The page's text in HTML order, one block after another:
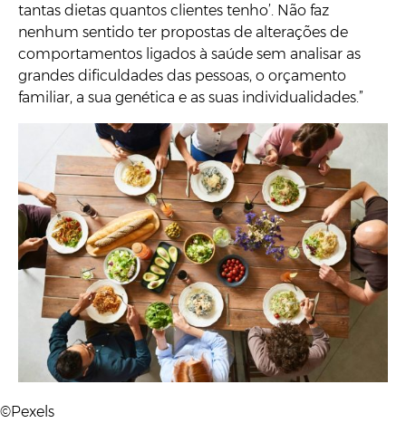
tantas dietas quantos clientes tenho’. Não faz
nenhum sentido ter propostas de alterações de
comportamentos ligados à saúde sem analisar as
grandes dificuldades das pessoas, o orçamento
familiar, a sua genética e as suas individualidades.”
©Pexels